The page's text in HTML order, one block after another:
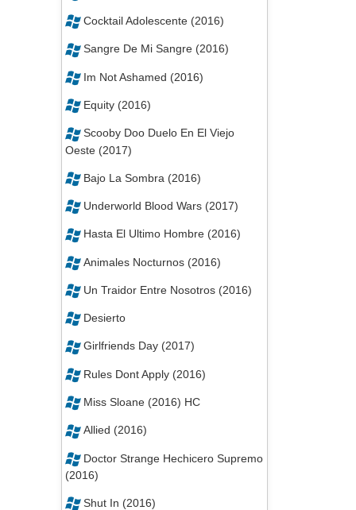
Cocktail Adolescente (2016)
Sangre De Mi Sangre (2016)
Im Not Ashamed (2016)
Equity (2016)
Scooby Doo Duelo En El Viejo
Oeste (2017)
Bajo La Sombra (2016)
Underworld Blood Wars (2017)
Hasta El Ultimo Hombre (2016)
Animales Nocturnos (2016)
Un Traidor Entre Nosotros (2016)
Desierto
Girlfriends Day (2017)
Rules Dont Apply (2016)
Miss Sloane (2016) HC
Allied (2016)
Doctor Strange Hechicero Supremo
(2016)
Shut In (2016)